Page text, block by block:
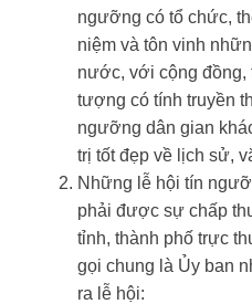
ngưỡng có tổ chức,
niệm và tôn vinh
nước, với cộng đồng,
tượng có tính truyền
ngưỡng dân gian
trị tốt đẹp về lịch sử,
Những lễ hội tín
phải được sự chấp
tỉnh, thành phố trực
gọi chung là Ủy ban
ra lễ hội: